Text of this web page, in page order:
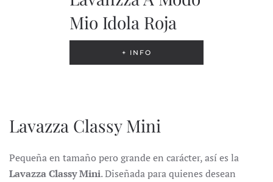
Mio Idola Roja
+ INFO
Lavazza Classy Mini
Pequeña en tamaño pero grande en carácter, así es la
Lavazza Classy Mini. Diseñada para quienes desean